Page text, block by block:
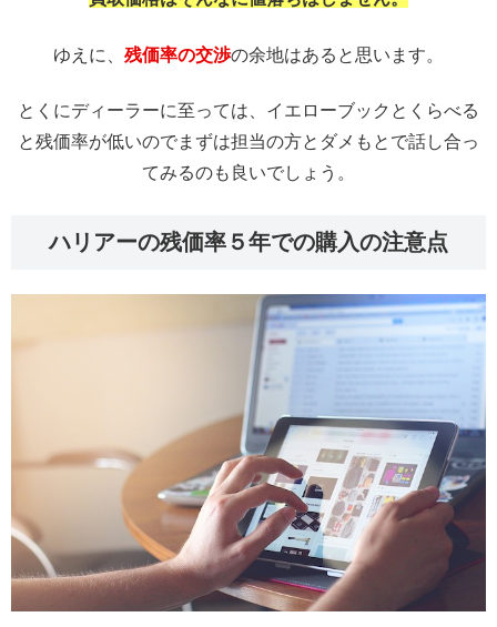
ゆえに、 残価率の交渉の余地はあると思います。
とくにディーラーに至っては、イエローブックとくらべる
と残価率が低いのでまずは担当の方とダメもとで話し合っ
てみるのも良いでしょう。
ハリアーの残価率５年での購入の注意点